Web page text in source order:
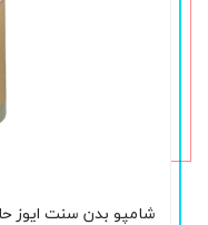
شامپو بدن سنت ایوز